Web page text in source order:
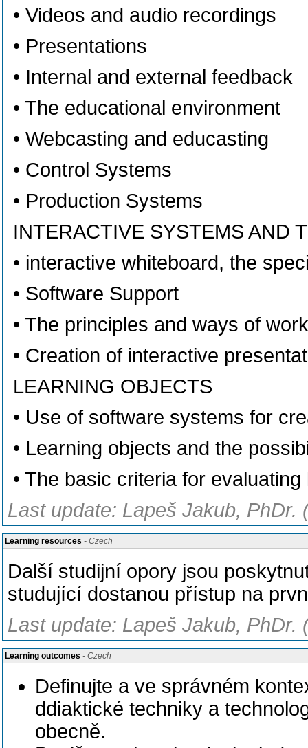
• Videos and audio recordings
• Presentations
• Internal and external feedback
• The educational environment
• Webcasting and educasting
• Control Systems
• Production Systems
INTERACTIVE SYSTEMS AND
• interactive whiteboard, the
• Software Support
• The principles and ways of
• Creation of interactive
LEARNING OBJECTS
• Use of software systems for
• Learning objects and the
• The basic criteria for
Last update: Lapeš Jakub, PhDr.
Learning resources - Czech
Další studijní opory jsou
studující dostanou přístup na
Last update: Lapeš Jakub, PhDr.
Learning outcomes - Czech
Definujte a ve správném
ddiaktické techniky a
obecně.